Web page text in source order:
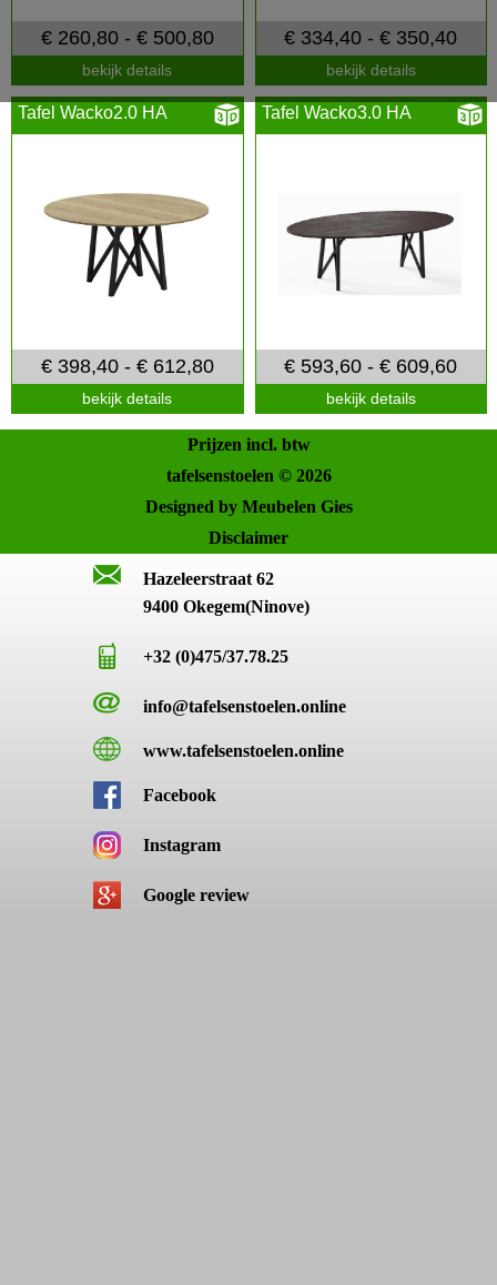
€ 260,80 - € 500,80
bekijk details
€ 334,40 - € 350,40
bekijk details
Tafel Wacko2.0 HA
€ 398,40 - € 612,80
bekijk details
Tafel Wacko3.0 HA
€ 593,60 - € 609,60
bekijk details
Prijzen incl. btw
tafelsenstoelen © 2026
Designed by Meubelen Gies
Disclaimer
Hazeleerstraat 62
9400 Okegem(Ninove)
+32 (0)475/37.78.25
info@tafelsenstoelen.online
www.tafelsenstoelen.online
Facebook
Instagram
Google review